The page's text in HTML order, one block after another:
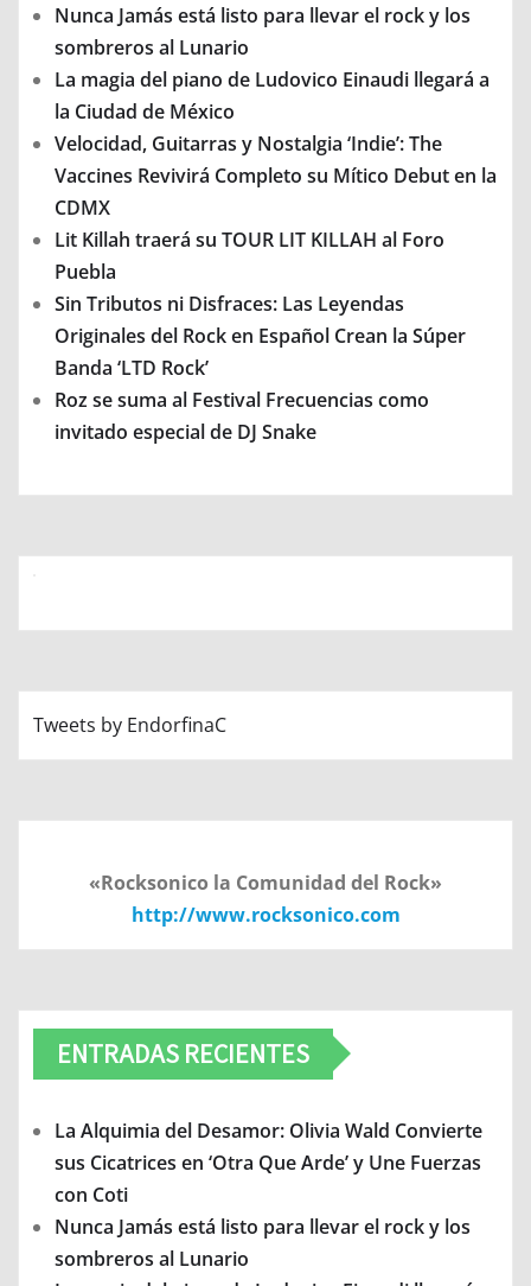
Nunca Jamás está listo para llevar el rock y los
sombreros al Lunario
La magia del piano de Ludovico Einaudi llegará a
la Ciudad de México
Velocidad, Guitarras y Nostalgia ‘Indie’: The
Vaccines Revivirá Completo su Mítico Debut en la
CDMX
Lit Killah traerá su TOUR LIT KILLAH al Foro
Puebla
Sin Tributos ni Disfraces: Las Leyendas
Originales del Rock en Español Crean la Súper
Banda ‘LTD Rock’
Roz se suma al Festival Frecuencias como
invitado especial de DJ Snake
Tweets by EndorfinaC
«Rocksonico la Comunidad del Rock»
http://www.rocksonico.com
ENTRADAS RECIENTES
La Alquimia del Desamor: Olivia Wald Convierte
sus Cicatrices en ‘Otra Que Arde’ y Une Fuerzas
con Coti
Nunca Jamás está listo para llevar el rock y los
sombreros al Lunario